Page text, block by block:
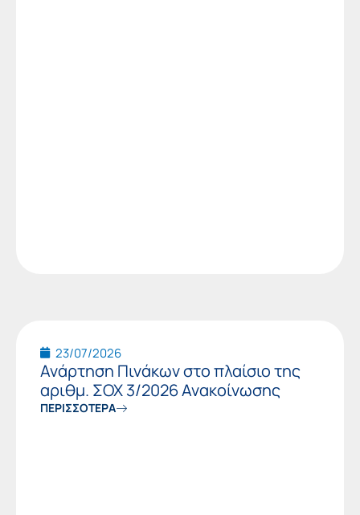
23/07/2026
Ανάρτηση Πινάκων στο πλαίσιο της
αριθμ. ΣΟΧ 3/2026 Ανακοίνωσης
ΠΕΡΙΣΣΟΤΕΡΑ